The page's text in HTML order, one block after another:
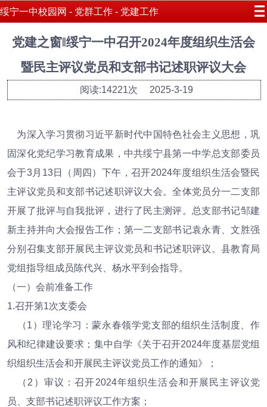
绥宁一中校园网 - 党群工作 - 党建工作
党建之窗‖绥宁一中召开2024年度组织生活会
暨民主评议党员和支部书记述职评议大会
阅读:14221次 2025-3-19
为深入学习贯彻习近平新时代中国特色社会主义思想，巩
固深化党纪学习教育成果，中共绥宁县第一中学总支部委员
会于3月13日（周四）下午，召开2024年度组织生活会暨民
主评议党员和支部书记述职评议大会。全体党员分一二支部
开展了批评与自我批评，进行了民主测评。总支部书记邹建
新主持并向大会报告工作；第一二支部书记袁永青、文胜强
分别召集支部开展民主评议党员和书记述职评议。县教育局
党组指导组成员陈代兴、杨水平到会指导。
（一）会前准备工作
1.召开第1次支委会
（1）理论学习：蒙永春领学党支部的组织生活制度、作
风和纪律建设要求；集中自学《关于召开2024年度基层党组
织组织生活会和开展民主评议党员工作的通知》；
（2）审议：召开2024年组织生活会和开展民主评议党
员、支部书记述职评议工作方案；